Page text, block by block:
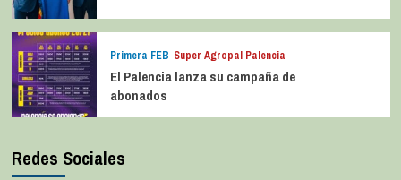
Primera FEB Super Agropal Palencia
El Palencia lanza su campaña de
abonados
Redes Sociales